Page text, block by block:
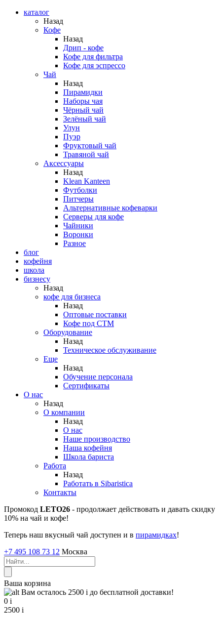
каталог
Назад
Кофе
Назад
Дрип - кофе
Кофе для фильтра
Кофе для эспрессо
Чай
Назад
Пирамидки
Наборы чая
Чёрный чай
Зелёный чай
Улун
Пуэр
Фруктовый чай
Травяной чай
Аксессуары
Назад
Klean Kanteen
Футболки
Питчеры
Альтернативные кофеварки
Серверы для кофе
Чайники
Воронки
Разное
блог
кофейня
школа
бизнесу
Назад
кофе для бизнеса
Назад
Оптовые поставки
Кофе под СТМ
Оборудование
Назад
Техническое обслуживание
Еще
Назад
Обучение персонала
Сертификаты
О нас
Назад
O компании
Назад
О нас
Наше производство
Наша кофейня
Школа бариста
Работа
Назад
Работать в Sibaristica
Контакты
Промокод LETO26 - продолжает действовать и давать скидку
10% на чай и кофе!
Теперь наш вкусный чай доступен и в пирамидках!
+7 495 108 73 12 Москва
Ваша корзина
Вам осталось 2500 i до бесплатной доставки!
0 i
2500 i